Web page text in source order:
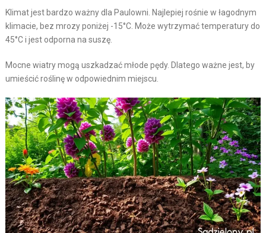
Klimat jest bardzo ważny dla Paulowni. Najlepiej rośnie w łagodnym
klimacie, bez mrozy poniżej -15°C. Może wytrzymać temperatury do
45°C i jest odporna na suszę.
Mocne wiatry mogą uszkadzać młode pędy. Dlatego ważne jest, by
umieścić roślinę w odpowiednim miejscu.